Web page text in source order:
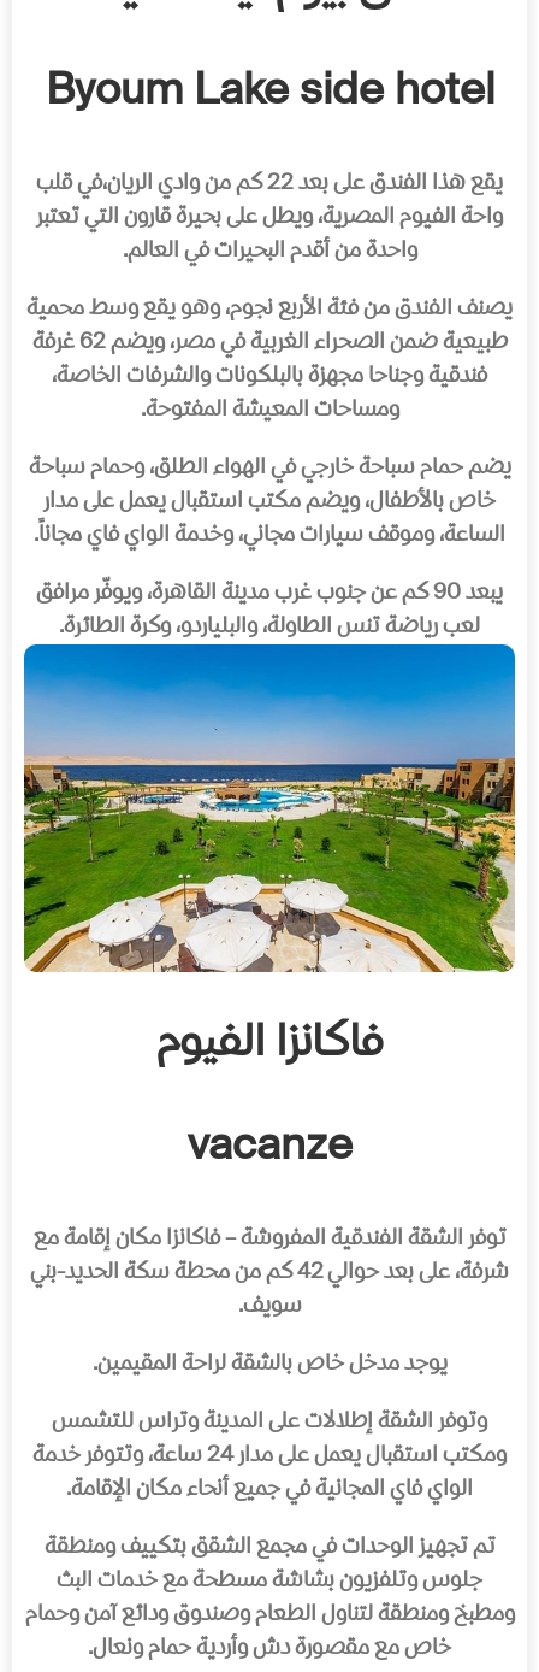
Byoum Lake side hotel
يقع هذا الفندق على بعد 22 كم من وادي الريان،في قلب
واحة الفيوم المصرية، ويطل على بحيرة قارون التي تعتبر
واحدة من أقدم البحيرات في العالم.
يصنف الفندق من فئة الأربع نجوم، وهو يقع وسط محمية
طبيعية ضمن الصحراء الغربية في مصر، ويضم 62 غرفة
فندقية وجناحا مجهزة بالبلكونات والشرفات الخاصة،
ومساحات المعيشة المفتوحة.
يضم حمام سباحة خارجي في الهواء الطلق، وحمام سباحة
خاص بالأطفال، ويضم مكتب استقبال يعمل على مدار
الساعة، وموقف سيارات مجاني، وخدمة الواي فاي مجاناً.
يبعد 90 كم عن جنوب غرب مدينة القاهرة، ويوفّر مرافق
لعب رياضة تنس الطاولة، والبلياردو، وكرة الطائرة.
فاكانزا الفيوم
vacanze
توفر الشقة الفندقية المفروشة – فاكانزا مكان إقامة مع
شرفة، على بعد حوالي 42 كم من محطة سكة الحديد-بني
سويف.
يوجد مدخل خاص بالشقة لراحة المقيمين.
وتوفر الشقة إطلالات على المدينة وتراس للتشمس
ومكتب استقبال يعمل على مدار 24 ساعة، وتتوفر خدمة
الواي فاي المجانية في جميع أنحاء مكان الإقامة.
تم تجهيز الوحدات في مجمع الشقق بتكييف ومنطقة
جلوس وتلفزيون بشاشة مسطحة مع خدمات البث
ومطبخ ومنطقة لتناول الطعام وصندوق ودائع آمن وحمام
خاص مع مقصورة دش وأردية حمام ونعال.